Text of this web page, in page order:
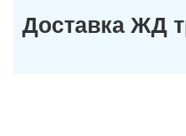
Доставка ЖД